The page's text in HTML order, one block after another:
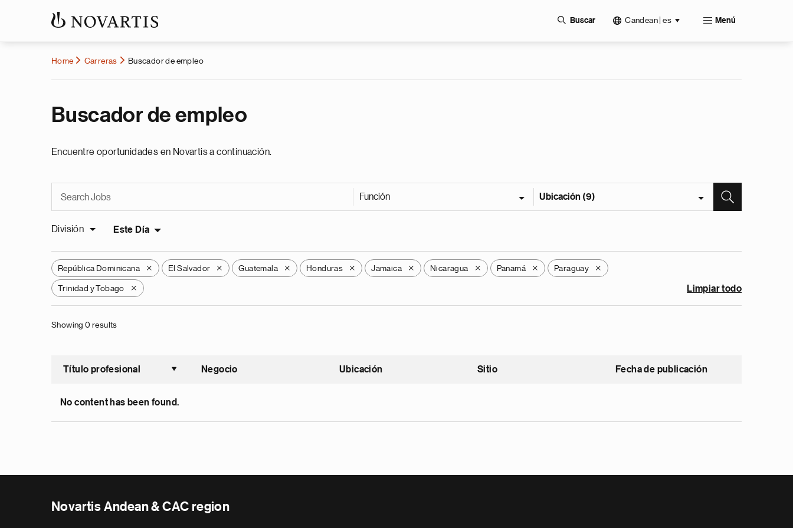
Buscar Candean | es Menú
Home Carreras Buscador de empleo
Buscador de empleo
Encuentre oportunidades en Novartis a continuación.
Función Ubicación (9)
División Este Día
República Dominicana X El Salvador X Guatemala X Honduras X Jamaica X Nicaragua X Panamá X Paraguay X
Trinidad y Tobago X Limpiar todo
Showing 0 results
Título profesional
Ordenar ascendente
Negocio Ubicación Sitio Fecha de publicación
No content has been found.
Novartis Andean & CAC region